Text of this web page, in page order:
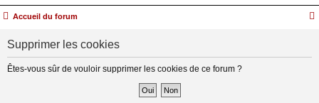
Accueil du forum
Supprimer les cookies
Êtes-vous sûr de vouloir supprimer les cookies de ce forum ?